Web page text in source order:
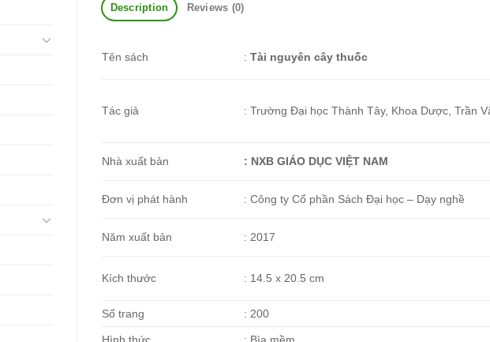
Description Reviews (0)
Tên sách :Tài nguyên cây thuốc
Tác giả : Trường Đại học Thành Tây, Khoa Dược, Trần
Nhà xuất bản : NXB GIÁO DỤC VIỆT NAM
Đơn vị phát hành : Công ty Cổ phần Sách Đại học – Dạy nghề
Năm xuất bản : 2017
Kích thước : 14.5 x 20.5 cm
Số trang : 200
Hình thức : Bìa mềm